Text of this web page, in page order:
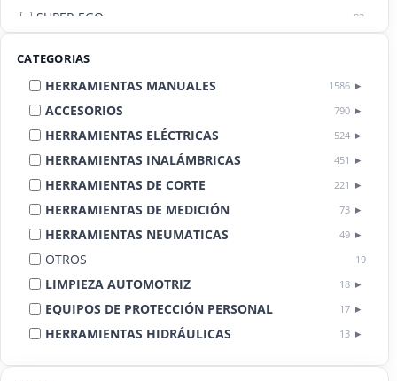
SUPER EGO 82
CATEGORIAS
HERRAMIENTAS MANUALES 1586
ACCESORIOS 790
HERRAMIENTAS ELÉCTRICAS 524
HERRAMIENTAS INALÁMBRICAS 451
HERRAMIENTAS DE CORTE 221
HERRAMIENTAS DE MEDICIÓN 73
HERRAMIENTAS NEUMATICAS 49
OTROS 19
LIMPIEZA AUTOMOTRIZ 18
EQUIPOS DE PROTECCIÓN PERSONAL 17
HERRAMIENTAS HIDRÁULICAS 13